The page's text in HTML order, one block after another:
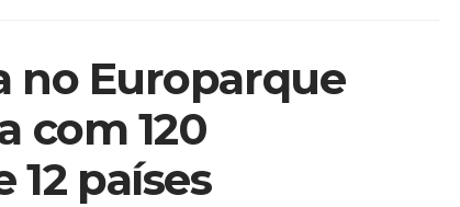
no Europarque
com 120
12 países